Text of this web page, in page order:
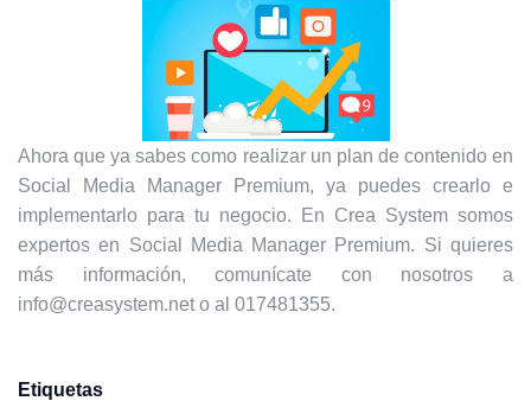
Ahora que ya sabes como realizar un plan de contenido en
Social Media Manager Premium, ya puedes crearlo e
implementarlo para tu negocio. En Crea System somos
expertos en Social Media Manager Premium. Si quieres
más información, comunícate con nosotros a
info@creasystem.net o al 017481355.
Etiquetas